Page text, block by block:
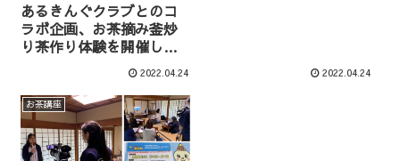
あるきんぐクラブとのコ
ラボ企画、お茶摘み釜炒
り茶作り体験を開催しま
2022.04.24 2022.04.24
お茶講座